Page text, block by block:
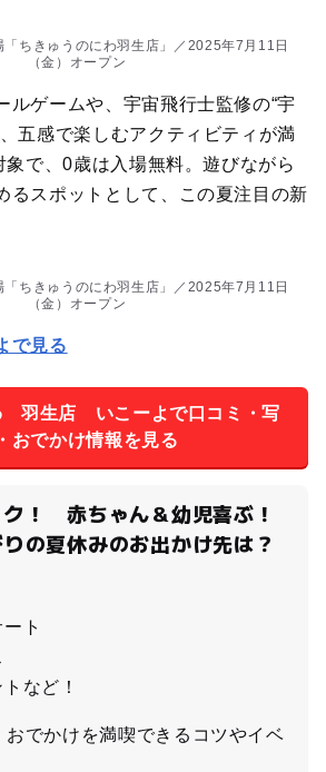
「ちきゅうのにわ羽生店」／2025年7月11日
（金）オープン
ルゲームや、宇宙飛行士監修の“宇
五感で楽しむアクティビティが満
で、0歳は入場無料。遊びながら
るスポットとして、この夏注目の新
「ちきゅうのにわ羽生店」／2025年7月11日
（金）オープン
で見る
羽生店 いこーよで口コミ・写
おでかけ情報を見る
ク！ 赤ちゃん＆幼児喜ぶ！
の夏休みのお出かけ先は？
ト
など！
おでかけを満喫できるコツやイベ